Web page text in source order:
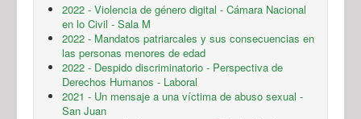
2022 - Violencia de género digital - Cámara Nacional
en lo Civil - Sala M
2022 - Mandatos patriarcales y sus consecuencias en
las personas menores de edad
2022 - Despido discriminatorio - Perspectiva de
Derechos Humanos - Laboral
2021 - Un mensaje a una víctima de abuso sexual -
San Juan